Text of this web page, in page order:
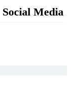
Media